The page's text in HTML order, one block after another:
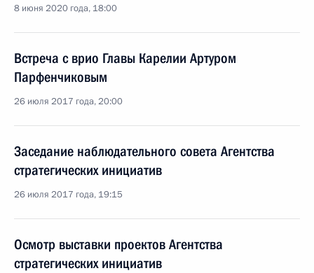
8 июня 2020 года, 18:00
Встреча с врио Главы Карелии Артуром
Парфенчиковым
26 июля 2017 года, 20:00
Заседание наблюдательного совета Агентства
стратегических инициатив
26 июля 2017 года, 19:15
Осмотр выставки проектов Агентства
стратегических инициатив